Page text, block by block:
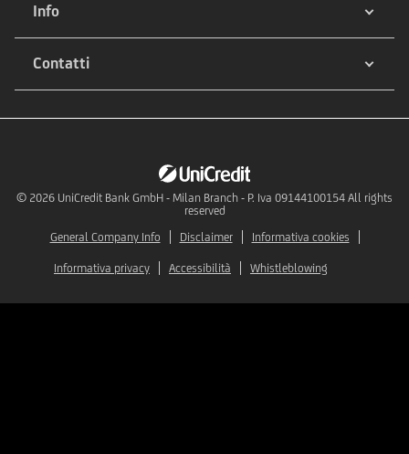
Info
Contatti
© 2026 UniCredit Bank GmbH - Milan Branch - P. Iva 09144100154 All rights
reserved
General Company Info
Disclaimer Informativa cookies
Informativa privacy Accessibilità Whistleblowing